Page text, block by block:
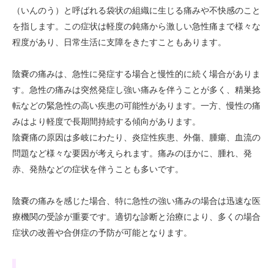
（いんのう）と呼ばれる袋状の組織に生じる痛みや不快感のこと
を指します。この症状は軽度の鈍痛から激しい急性痛まで様々な
程度があり、日常生活に支障をきたすこともあります。
陰嚢の痛みは、急性に発症する場合と慢性的に続く場合がありま
す。急性の痛みは突然発症し強い痛みを伴うことが多く、精巣捻
転などの緊急性の高い疾患の可能性があります。一方、慢性の痛
みはより軽度で長期間持続する傾向があります。
陰嚢痛の原因は多岐にわたり、炎症性疾患、外傷、腫瘍、血流の
問題など様々な要因が考えられます。痛みのほかに、腫れ、発
赤、発熱などの症状を伴うことも多いです。
陰嚢の痛みを感じた場合、特に急性の強い痛みの場合は迅速な医
療機関の受診が重要です。適切な診断と治療により、多くの場合
症状の改善や合併症の予防が可能となります。